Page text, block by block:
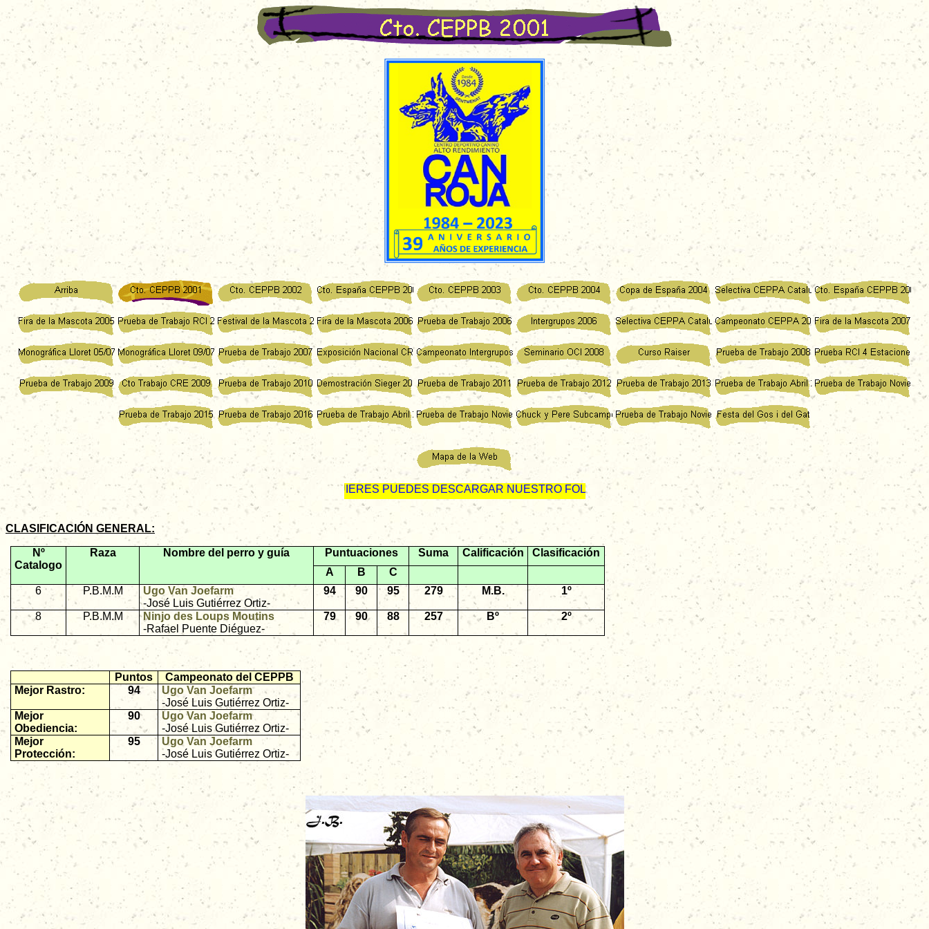
SI QUIERES PUEDES DESCARGAR NUESTRO FOLLETO PUBLICITARIO LISTO PARA IMPRIMIR PULSA AQUÍ
CLASIFICACIÓN GENERAL:
Nº
Catalogo
Raza Nombre del perro y guía Puntuaciones Suma Calificación
Clasificación
A
B
C
6
P.B.M.M
Ugo Van Joefarm
-José Luis Gutiérrez Ortiz-
94 90 95 279 M.B. 1º
8 P.B.M.M
Ninjo des Loups Moutins
-Rafael Puente Diéguez-
79 90 88 257 Bº 2º
Puntos
Campeonato del CEPPB
Mejor Rastro:
94
Ugo Van Joefarm
-José Luis Gutiérrez Ortiz-
Mejor
Obediencia:
90
Ugo Van Joefarm
-José Luis Gutiérrez Ortiz-
Mejor
Protección:
95
Ugo Van Joefarm
-José Luis Gutiérrez Ortiz-